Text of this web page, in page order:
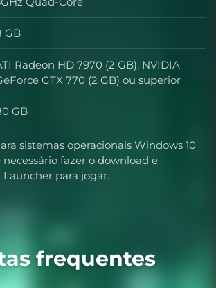
GB
Radeon HD 7970 (2 GB), NVIDIA
GTX 770 (2 GB) ou superior
GB
sistemas operacionais Windows 10
necessário fazer o download e
Launcher para jogar.
frequentes